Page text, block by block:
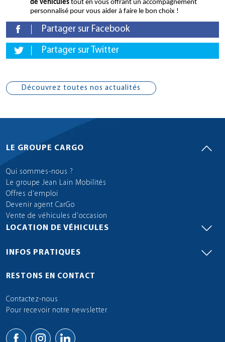
de véhicules tout en vous offrant un accompagnement
personnalisé pour vous aider à faire le bon choix !
Partager sur Facebook
Partager sur Twitter
Découvrez toutes nos actualités
LE GROUPE CARGO
Qui sommes-nous ?
Le groupe Jean Lain Mobilités
Offres d'emploi
Devenir agent CarGo
Vente de véhicules d'occasion
LOCATION DE VÉHICULES
INFOS PRATIQUES
RESTONS EN CONTACT
Contactez-nous
Pour recevoir notre newsletter